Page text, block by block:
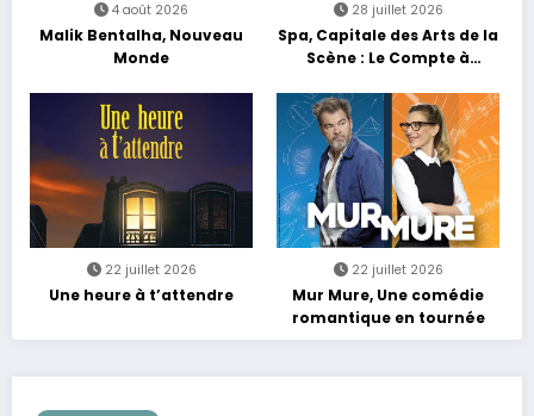
4 août 2026
Malik Bentalha, Nouveau
Monde
28 juillet 2026
Spa, Capitale des Arts de la
Scène : Le Compte à
22 juillet 2026
Une heure à t’attendre
22 juillet 2026
Mur Mure, Une comédie
romantique en tournée